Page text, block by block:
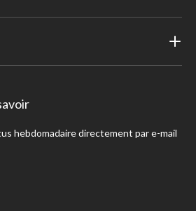
hebdomadaire directement par e-mail